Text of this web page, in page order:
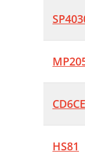
HS81